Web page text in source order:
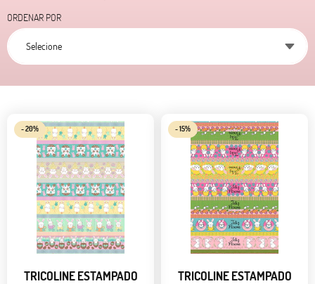
ORDENAR POR
Selecione
- 20%
TRICOLINE ESTAMPADO
- 15%
TRICOLINE ESTAMPADO